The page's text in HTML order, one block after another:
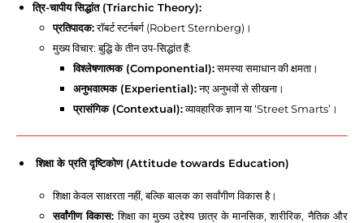
त्रि-चापीय सिद्धांत (Triarchic Theory):
प्रतिपादक:रॉबर्ट स्टर्नबर्ग (Robert Sternberg)।
मुख्य विचार: बुद्धि के तीन उप-सिद्धांत हैं:
विश्लेषणात्मक (Componential):समस्या समाधान की क्षमता।
अनुभवात्मक (Experiential):नए अनुभवों से सीखना।
प्रासंगिक (Contextual):व्यावहारिक ज्ञान या ‘Street Smarts’।
शिक्षा के प्रति दृष्टिकोण (Attitude towards Education)
शिक्षा केवल साक्षरता नहीं, बल्कि बालक का सर्वांगीण विकास है।
सर्वांगीण विकास: शिक्षा का मुख्य उद्देश्य छात्र के मानसिक, शारीरिक, नैतिक और